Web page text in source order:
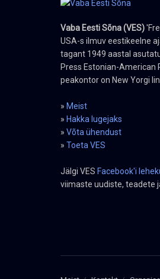
Vaba Eesti Sõna (VES)
USA-s ilmuv eestikeelne
tagant 1949 aastal
Press Estonian-American
peakontor on New Yorgi
» Meist
» Hakka lugejaks
» Võta ühendust
» Toeta VES
Jälgi VES Facebook'i
viimaste uudiste, teadete